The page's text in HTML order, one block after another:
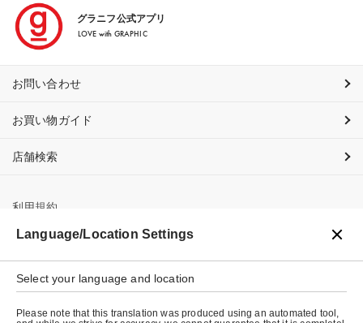
グラニフ公式アプリ
LOVE with GRAPHIC
お問い合わせ
お買い物ガイド
店舗検索
利用規約
プライバシーポリシー
特定商取引法に基づく表示
会社概要
Language/Location Settings
Select your language and location
Please note that this translation was produced using an automated tool,